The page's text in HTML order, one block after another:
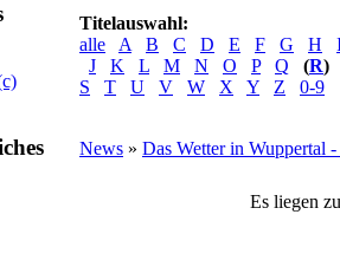
Titelauswahl:
alle
A B C D E F G H
J
K L M N O P Q (R)
S
T U V W X Y Z 0-9
News » Das Wetter in Wuppertal
Es liegen